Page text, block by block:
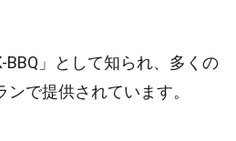
BBQ」として知られ、多くの
で提供されています。